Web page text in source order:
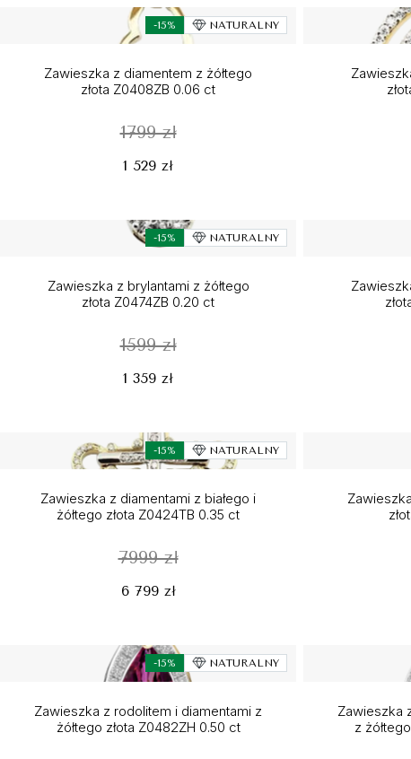
-15% NATURALNY
Zawieszka z diamentem z żółtego
złota Z0408ZB 0.06 ct
1799 zł
1 529 zł
-15% NATURALNY
Zawieszka z brylantami z żółtego
złota Z0474ZB 0.20 ct
1599 zł
1 359 zł
-15% NATURALNY
Zawieszka z diamentami z białego i
żółtego złota Z0424TB 0.35 ct
7999 zł
6 799 zł
-15% NATURALNY
Zawieszka z rodolitem i diamentami z
żółtego złota Z0482ZH 0.50 ct
Zawieszka
z